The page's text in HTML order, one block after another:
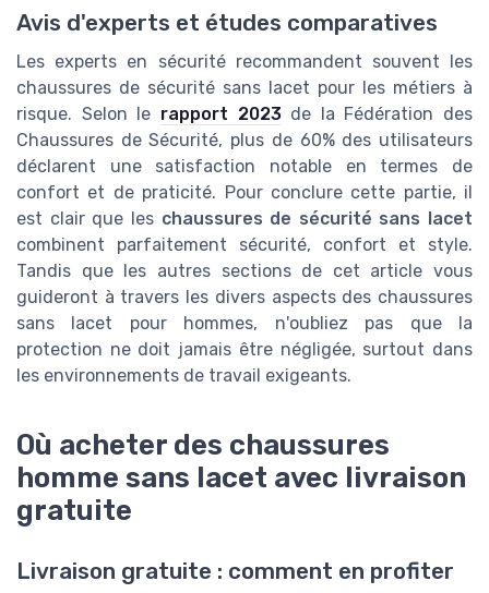
Avis d'experts et études comparatives
Les experts en sécurité recommandent souvent les
chaussures de sécurité sans lacet pour les métiers à
risque. Selon le rapport 2023de la Fédération des
Chaussures de Sécurité, plus de 60% des utilisateurs
déclarent une satisfaction notable en termes de
confort et de praticité. Pour conclure cette partie, il
est clair que les chaussures de sécurité sans lacet
combinent parfaitement sécurité, confort et style.
Tandis que les autres sections de cet article vous
guideront à travers les divers aspects des chaussures
sans lacet pour hommes, n'oubliez pas que la
protection ne doit jamais être négligée, surtout dans
les environnements de travail exigeants.
Où acheter des chaussures
homme sans lacet avec livraison
gratuite
Livraison gratuite : comment en profiter